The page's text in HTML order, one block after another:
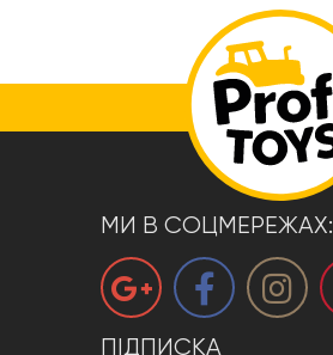
МИ В СОЦМЕРЕЖАХ:
ПІДПИСКА